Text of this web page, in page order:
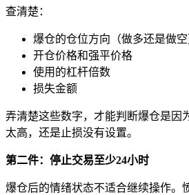
查清楚：
爆仓的仓位方向（做多还是做空
开仓价格和强平价格
使用的杠杆倍数
损失金额
弄清楚这些数字，才能判断爆仓是因
太高，还是止损没有设置。
第二件：停止交易至少24小时
爆仓后的情绪状态不适合继续操作。